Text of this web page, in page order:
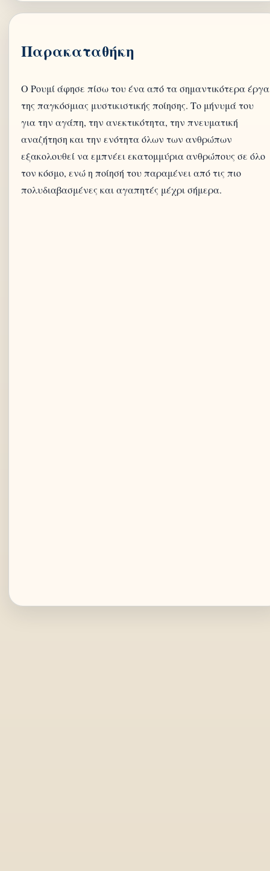
Παρακαταθήκη
Ο Ρουμί άφησε πίσω του ένα από τα σημαντικότερα έργα
της παγκόσμιας μυστικιστικής ποίησης. Το μήνυμά του
για την αγάπη, την ανεκτικότητα, την πνευματική
αναζήτηση και την ενότητα όλων των ανθρώπων
εξακολουθεί να εμπνέει εκατομμύρια ανθρώπους σε όλο
τον κόσμο, ενώ η ποίησή του παραμένει από τις πιο